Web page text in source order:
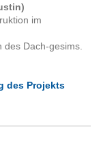
im
des Dach-gesims.
des Projekts